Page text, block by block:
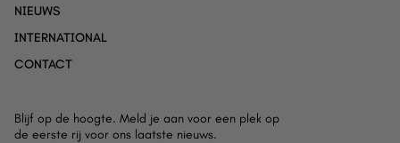
NIEUWS
INTERNATIONAL
CONTACT
Blijf op de hoogte. Meld je aan voor een plek op
de eerste rij voor ons laatste nieuws.